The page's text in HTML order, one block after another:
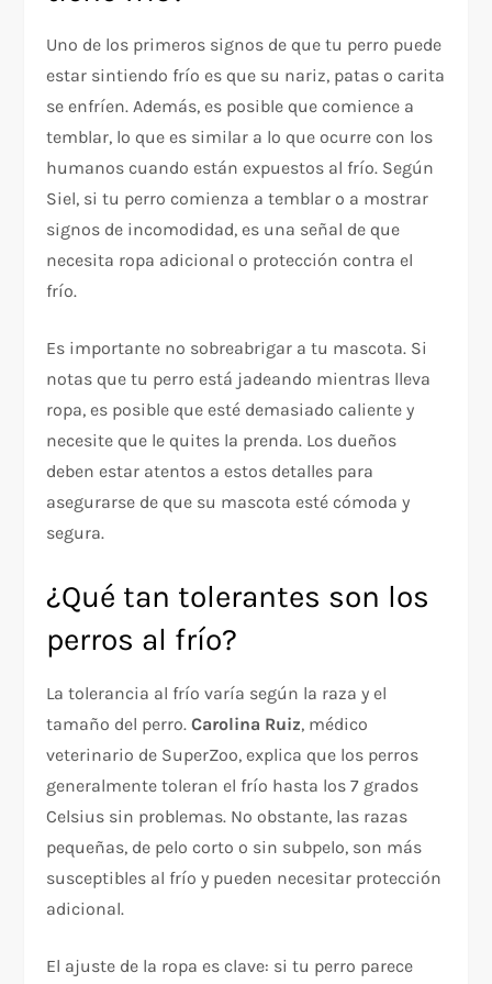
Uno de los primeros signos de que tu perro puede
estar sintiendo frío es que su nariz, patas o carita
se enfríen. Además, es posible que comience a
temblar, lo que es similar a lo que ocurre con los
humanos cuando están expuestos al frío. Según
Siel, si tu perro comienza a temblar o a mostrar
signos de incomodidad, es una señal de que
necesita ropa adicional o protección contra el
frío.
Es importante no sobreabrigar a tu mascota. Si
notas que tu perro está jadeando mientras lleva
ropa, es posible que esté demasiado caliente y
necesite que le quites la prenda. Los dueños
deben estar atentos a estos detalles para
asegurarse de que su mascota esté cómoda y
segura.
¿Qué tan tolerantes son los
perros al frío?
La tolerancia al frío varía según la raza y el
tamaño del perro.Carolina Ruiz, médico
veterinario de SuperZoo, explica que los perros
generalmente toleran el frío hasta los 7 grados
Celsius sin problemas. No obstante, las razas
pequeñas, de pelo corto o sin subpelo, son más
susceptibles al frío y pueden necesitar protección
adicional.
El ajuste de la ropa es clave: si tu perro parece